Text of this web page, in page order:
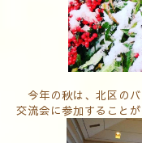
今年の秋は、北区の
交流会に参加することが